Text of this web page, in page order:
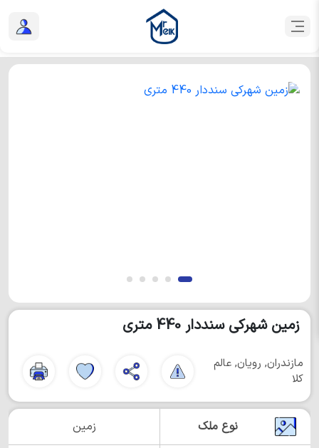
زمین شهرکی سنددار 440 متری
مازندران, رویان, عالم
کلا
نوع ملک زمین